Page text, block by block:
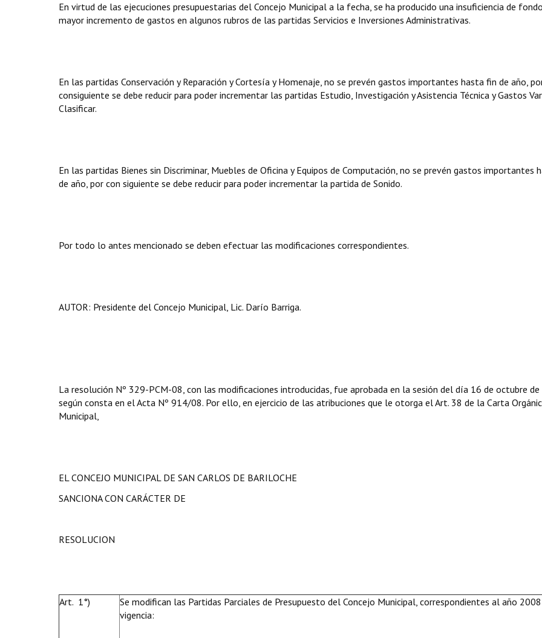
En virtud de las ejecuciones presupuestarias del Concejo Municipal a la fecha, se ha producido una insuficiencia de
mayor incremento de gastos en algunos rubros de las partidas Servicios e Inversiones Administrativas.
En las partidas Conservación y Reparación y Cortesía y Homenaje, no se prevén gastos importantes hasta fin de año,
consiguiente se debe reducir para poder incrementar las partidas Estudio, Investigación y Asistencia Técnica y Gastos
Clasificar.
En las partidas Bienes sin Discriminar, Muebles de Oficina y Equipos de Computación, no se prevén gastos importantes
de año, por con siguiente se debe reducir para poder incrementar la partida de Sonido.
Por todo lo antes mencionado se deben efectuar las modificaciones correspondientes.
AUTOR: Presidente del Concejo Municipal, Lic. Darío Barriga.
La resolución Nº 329-PCM-08, con las modificaciones introducidas, fue aprobada en la sesión del día 16 de octubre
según consta en el Acta Nº 914/08. Por ello, en ejercicio de las atribuciones que le otorga el Art. 38 de la Carta
Municipal,
EL CONCEJO MUNICIPAL DE SAN CARLOS DE BARILOCHE
SANCIONA CON CARÁCTER DE
RESOLUCION
Art. 1°) Se modifican las Partidas Parciales de Presupuesto del Concejo Municipal, correspondientes al año
vigencia: